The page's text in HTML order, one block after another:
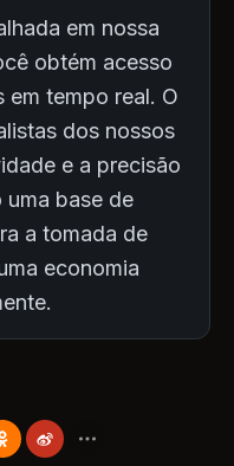
em nossa
obtém acesso
em tempo real. O
dos nossos
e a precisão
base de
a tomada de
economia